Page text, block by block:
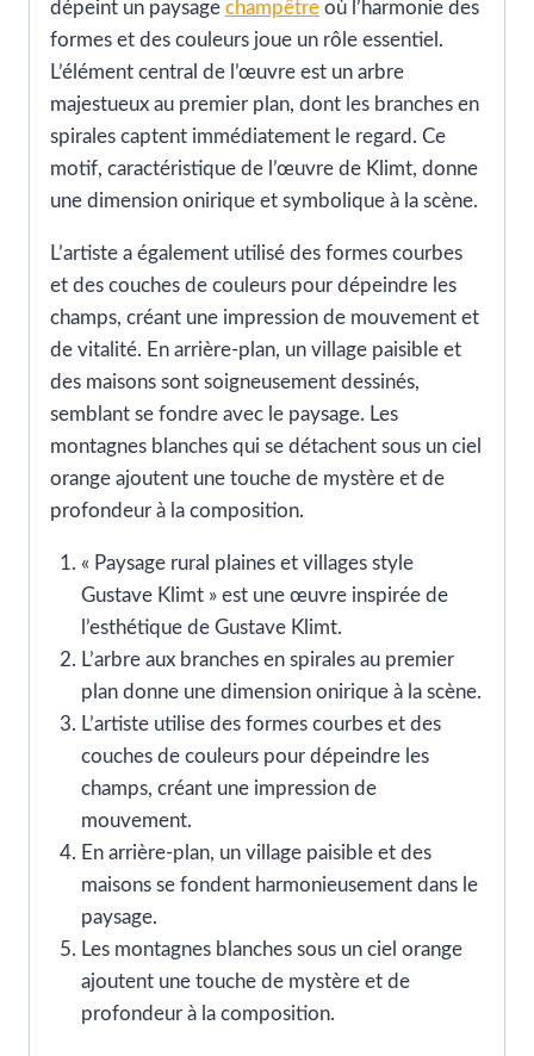
dépeint un paysage champêtre où l’harmonie des
formes et des couleurs joue un rôle essentiel.
L’élément central de l’œuvre est un arbre
majestueux au premier plan, dont les branches en
spirales captent immédiatement le regard. Ce
motif, caractéristique de l’œuvre de Klimt, donne
une dimension onirique et symbolique à la scène.
L’artiste a également utilisé des formes courbes
et des couches de couleurs pour dépeindre les
champs, créant une impression de mouvement et
de vitalité. En arrière-plan, un village paisible et
des maisons sont soigneusement dessinés,
semblant se fondre avec le paysage. Les
montagnes blanches qui se détachent sous un ciel
orange ajoutent une touche de mystère et de
profondeur à la composition.
« Paysage rural plaines et villages style
Gustave Klimt » est une œuvre inspirée de
l’esthétique de Gustave Klimt.
L’arbre aux branches en spirales au premier
plan donne une dimension onirique à la scène.
L’artiste utilise des formes courbes et des
couches de couleurs pour dépeindre les
champs, créant une impression de
mouvement.
En arrière-plan, un village paisible et des
maisons se fondent harmonieusement dans le
paysage.
Les montagnes blanches sous un ciel orange
ajoutent une touche de mystère et de
profondeur à la composition.